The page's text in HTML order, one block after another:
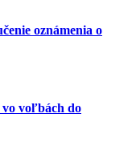
oznámenia o
vo voľbách do